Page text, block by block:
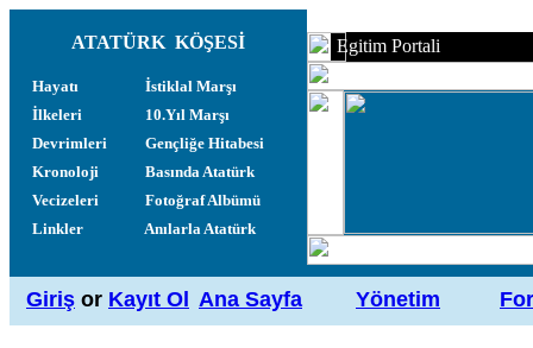
ATATÜRK KÖŞESİ
Hayatı
İlkeleri
Devrimleri
Kronoloji
Vecizeleri
Linkler
İstiklal Marşı
10.Yıl Marşı
Gençliğe Hitabesi
Basında Atatürk
Fotoğraf Albümü
Anılarla Atatürk
Egitim Portali
Giriş or Kayıt Ol Ana Sayfa Yönetim